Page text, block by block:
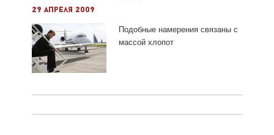
29 апреля 2009
Подобные намерения связаны с
массой хлопот